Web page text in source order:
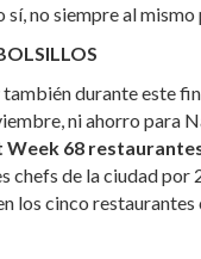
sí, no siempre al
durante este
ni ahorro para
Week 68
de la ciudad
los cinco